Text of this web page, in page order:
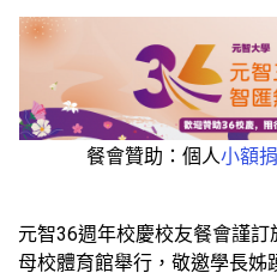
餐會贊助：個人小額
元智36週年校慶校友餐會謹訂
母校體育館舉行，敬邀學長姊